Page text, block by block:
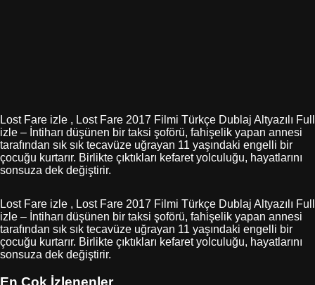
Lost Fare izle , Lost Fare 2017 Filmi Türkçe Dublaj Altyazılı Full
izle – İntiharı düşünen bir taksi şoförü, fahişelik yapan annesi
tarafından sık sık tecavüze uğrayan 11 yaşındaki engelli bir
çocuğu kurtarır. Birlikte çıktıkları kefaret yolculuğu, hayatlarını
sonsuza dek değiştirir.
Lost Fare izle , Lost Fare 2017 Filmi Türkçe Dublaj Altyazılı Full
izle – İntiharı düşünen bir taksi şoförü, fahişelik yapan annesi
tarafından sık sık tecavüze uğrayan 11 yaşındaki engelli bir
çocuğu kurtarır. Birlikte çıktıkları kefaret yolculuğu, hayatlarını
sonsuza dek değiştirir.
En Çok İzlenenler